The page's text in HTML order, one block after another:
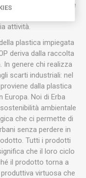
crede da sempre che
attività.
plastica impiegata
deriva dalla raccolta
In genere chi realizza
scarti industriali: nel
dalla plastica
Europa. Noi di Erba
ambientale
che ci permette di
senza perdere in
Tutti i prodotti
che il loro ciclo
il prodotto torna a
virtuosa che